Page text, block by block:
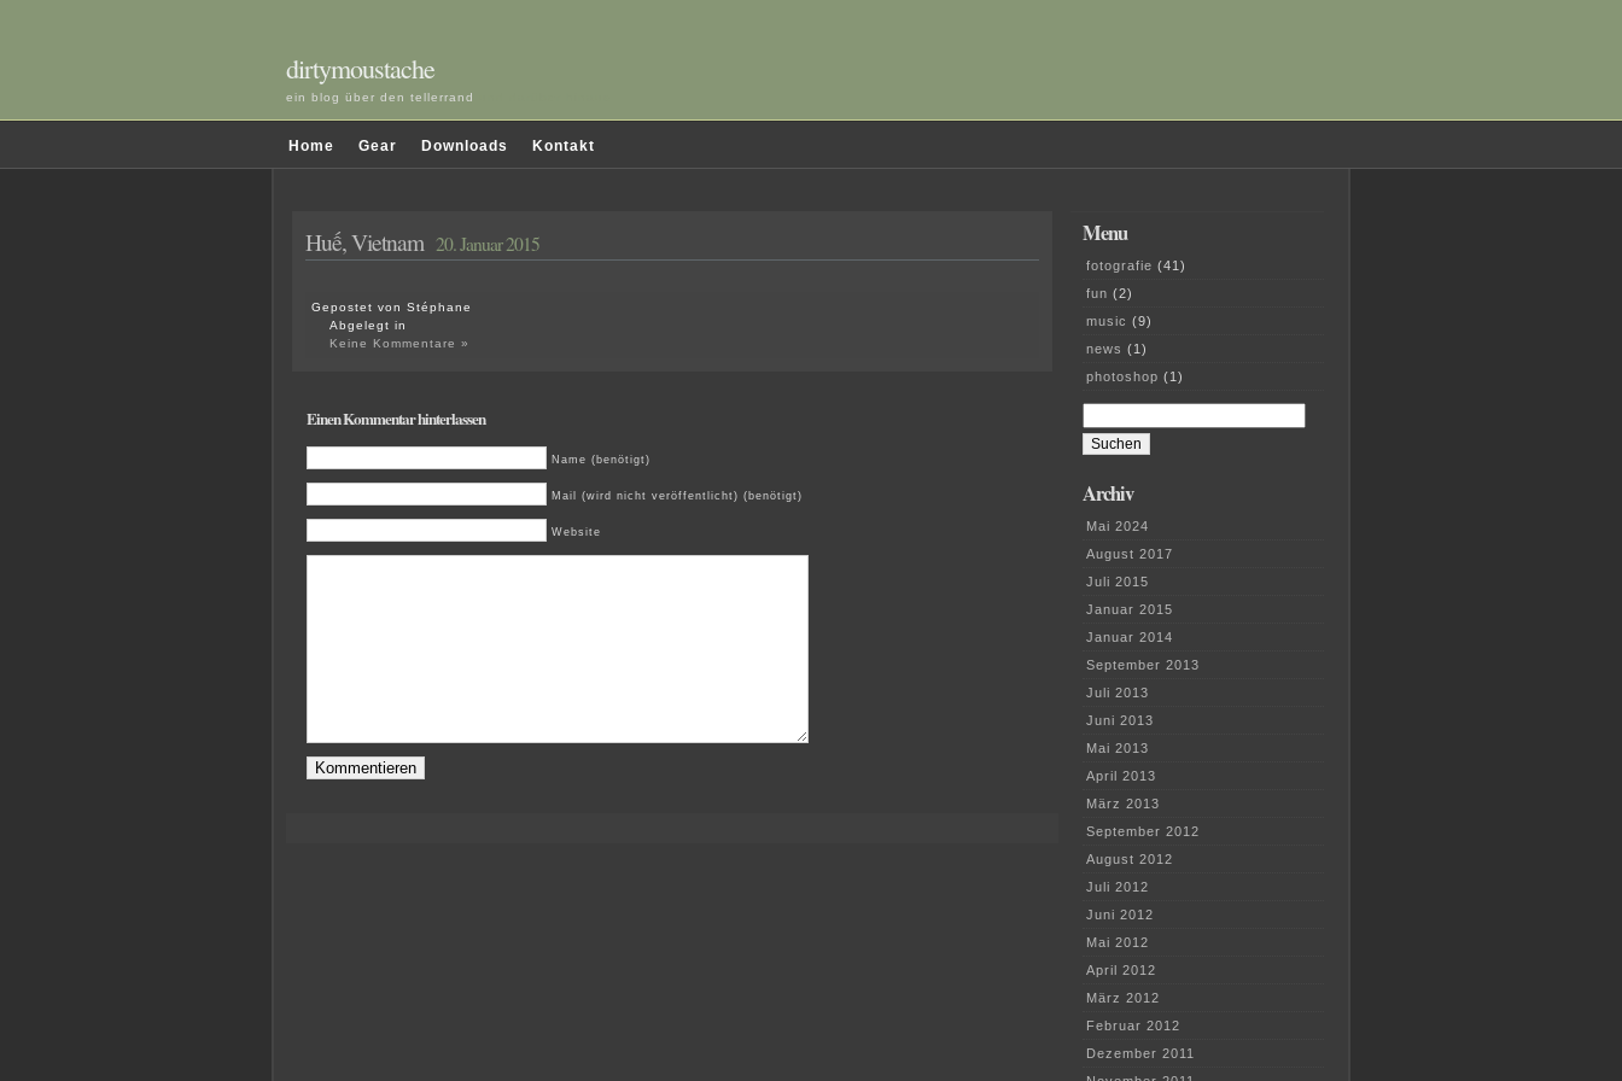
dirtymoustache
ein blog über den tellerrand
Home Gear Downloads Kontakt
Huế, Vietnam 20. Januar 2015
Gepostet von Stéphane
Abgelegt in
Keine Kommentare »
Einen Kommentar hinterlassen
Name (benötigt)
Mail (wird nicht veröffentlicht) (benötigt)
Website
Menu
fotografie (41)
fun (2)
music (9)
news (1)
photoshop (1)
nach:
Archiv
Mai 2024
August 2017
Juli 2015
Januar 2015
Januar 2014
September 2013
Juli 2013
Juni 2013
Mai 2013
April 2013
März 2013
September 2012
August 2012
Juli 2012
Juni 2012
Mai 2012
April 2012
März 2012
Februar 2012
Dezember 2011